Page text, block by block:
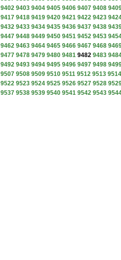
9402 9403 9404 9405 9406 9407 9408
9417 9418 9419 9420 9421 9422 9423
9432 9433 9434 9435 9436 9437 9438
9447 9448 9449 9450 9451 9452 9453
9462 9463 9464 9465 9466 9467 9468
9477 9478 9479 9480 9481 9482 9483
9492 9493 9494 9495 9496 9497 9498
9507 9508 9509 9510 9511 9512 9513 9514
9522 9523 9524 9525 9526 9527 9528
9537 9538 9539 9540 9541 9542 9543